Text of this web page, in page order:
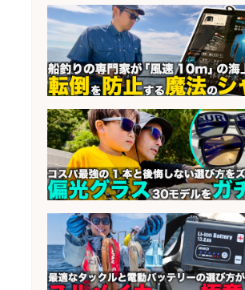
釣り具メーカーでの釣り竿の
進業務
会社名 株式会社天龍
sponsored by 求人
居酒屋/店長・店長候補/扱う
度抜群!大衆酒場で元気に働く
補を募集
会社名 アカマル屋鮮魚店 溝の口
sponsored by 求人
バル・バー, 創作・ダイニング
キッチンスタッフ/名古屋駅/